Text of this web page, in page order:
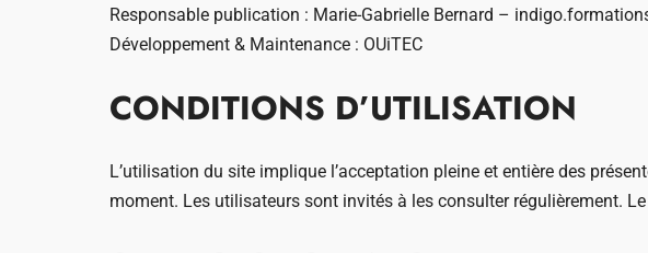
Responsable publication : Marie-Gabrielle Bernard –
Développement & Maintenance : OUiTEC
CONDITIONS D’UTILISATION
L’utilisation du site implique l’acceptation pleine et entière des
moment. Les utilisateurs sont invités à les consulter régulièrement.